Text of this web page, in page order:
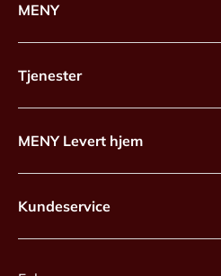
MENY
Tjenester
MENY Levert hjem
Kundeservice